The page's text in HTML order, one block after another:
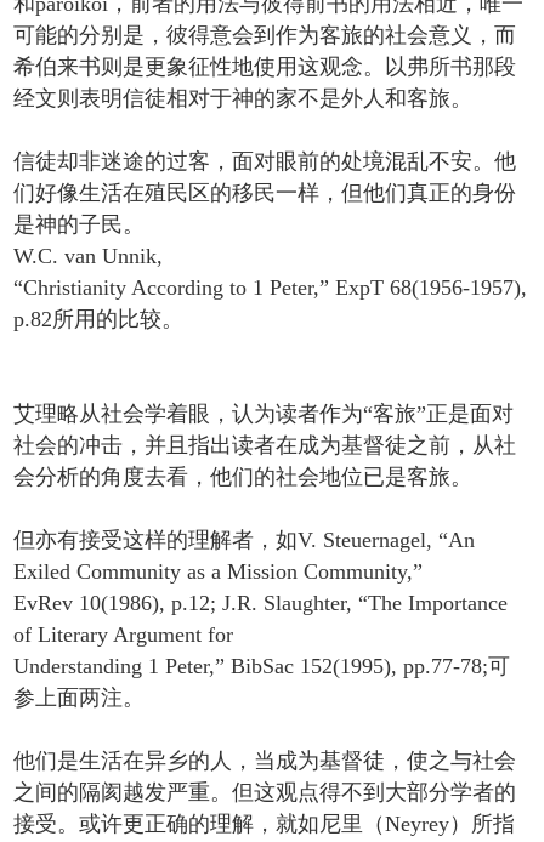
可能的分别是，彼得意会到作为客旅的社会意义，而
希伯来书则是更象征性地使用这观念。以弗所书那段
经文则表明信徒相对于神的家不是外人和客旅。
信徒却非迷途的过客，面对眼前的处境混乱不安。他
们好像生活在殖民区的移民一样，但他们真正的身份
是神的子民。
W.C. van Unnik,
“Christianity According to 1 Peter,” ExpT 68(1956-1957),
p.82所用的比较。
艾理略从社会学着眼，认为读者作为“客旅”正是面对
社会的冲击，并且指出读者在成为基督徒之前，从社
会分析的角度去看，他们的社会地位已是客旅。
但亦有接受这样的理解者，如V. Steuernagel, “An
Exiled Community as a Mission Community,”
EvRev 10(1986), p.12; J.R. Slaughter, “The Importance
of Literary Argument for
Understanding 1 Peter,” BibSac 152(1995), pp.77-78;可
参上面两注。
他们是生活在异乡的人，当成为基督徒，使之与社会
之间的隔阂越发严重。但这观点得不到大部分学者的
接受。或许更正确的理解，就如尼里（Neyrey）所指